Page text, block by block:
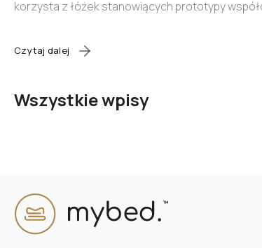
korzysta z łóżek stanowiących prototypy
Czytaj dalej
Wszystkie wpisy